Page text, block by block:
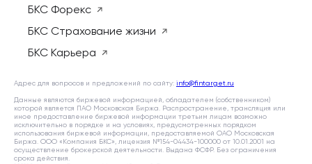
БКС Форекс
БКС Страхование жизни
БКС Карьера
Адрес для вопросов и предложений по сайту: info@fintarget.ru
Данные являются биржевой информацией, обладателем (собственником)
которой является ПАО Московская Биржа. Распространение, трансляция или
иное предоставление биржевой информации третьим лицам возможно
исключительно в порядке и на условиях, предусмотренных порядком
использования биржевой информации, предоставляемой ОАО Московская
Биржа. ООО «Компания БКС», лицензия №154-04434-100000 от 10.01.2001 на
осуществление брокерской деятельности. Выдана ФСФР. Без ограничения
срока действия.